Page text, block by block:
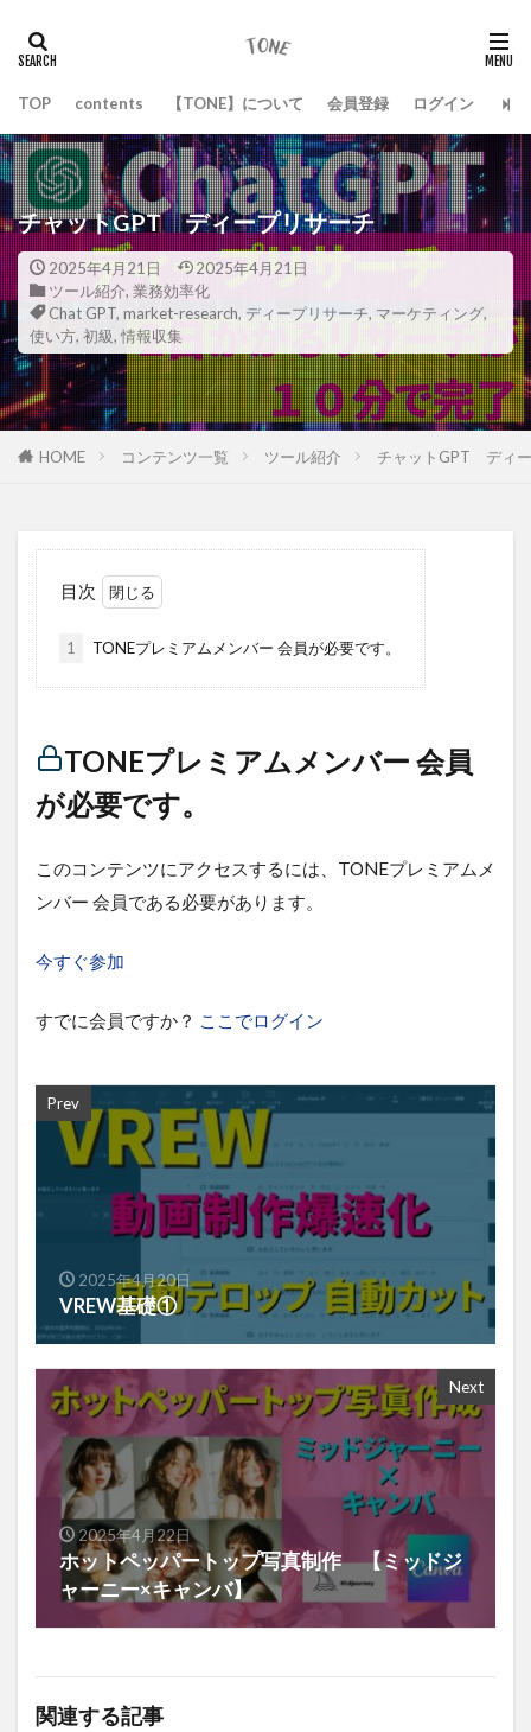
TOP contents 【TONE】について 会員登録 ログイン
チャットGPT ディープリサーチ
2025年4月21日
2025年4月21日
ツール紹介, 業務効率化
Chat GPT, market-research, ディープリサーチ, マーケティング,
使い方, 初級, 情報収集
HOME コンテンツ一覧 ツール紹介 チャットGPT ディ
目次
1 TONEプレミアムメンバー 会員が必要です。
TONEプレミアムメンバー 会員
が必要です。
このコンテンツにアクセスするには、TONEプレミアムメ
ンバー 会員である必要があります。
今すぐ参加
すでに会員ですか？ ここでログイン
Prev
2025年4月20日
VREW基礎①
Next
2025年4月22日
ホットペッパートップ写真制作 【ミッドジ
ャーニー×キャンバ】
関連する記事